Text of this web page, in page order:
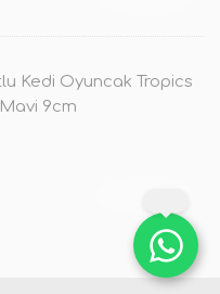
Kedi Oyuncak Tropics
Mavi 9cm